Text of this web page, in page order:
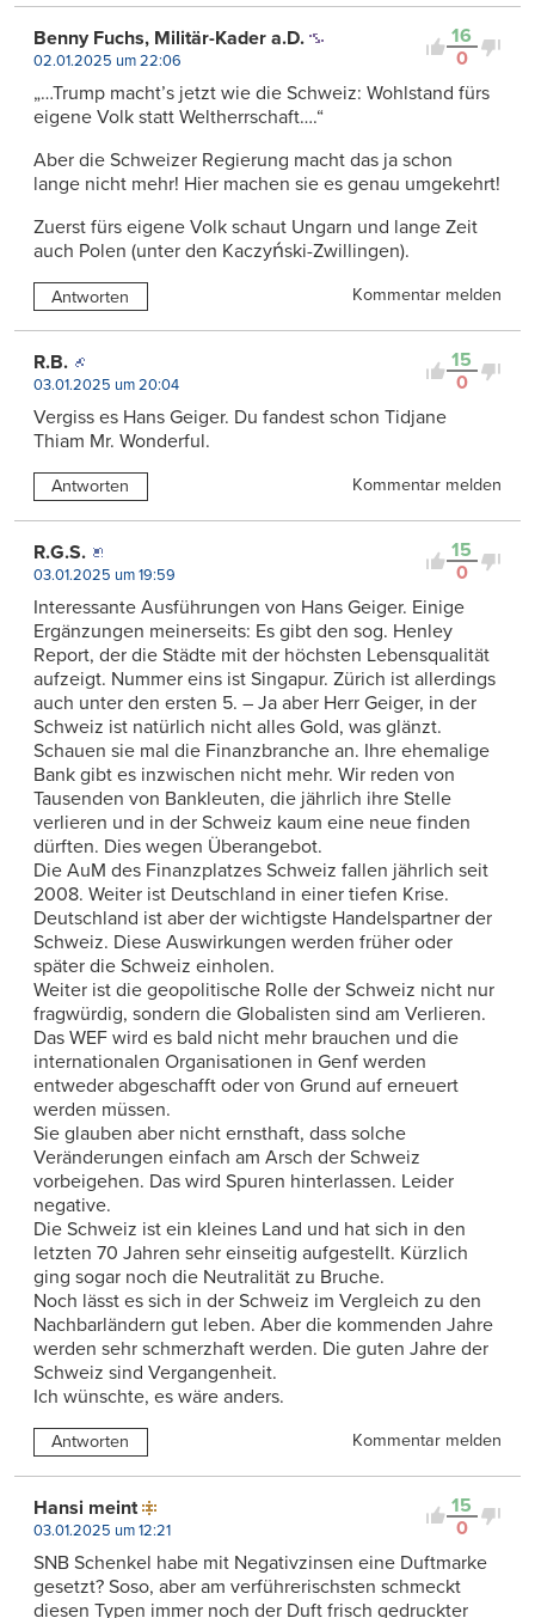
16
0
Benny Fuchs, Militär-Kader a.D.
02.01.2025 um 22:06
„…Trump macht’s jetzt wie die Schweiz: Wohlstand fürs
eigene Volk statt Weltherrschaft….“
Aber die Schweizer Regierung macht das ja schon
lange nicht mehr! Hier machen sie es genau umgekehrt!
Zuerst fürs eigene Volk schaut Ungarn und lange Zeit
auch Polen (unter den Kaczyński-Zwillingen).
Antworten Kommentar melden
15
0
R.B.
03.01.2025 um 20:04
Vergiss es Hans Geiger. Du fandest schon Tidjane
Thiam Mr. Wonderful.
Antworten Kommentar melden
15
0
R.G.S.
03.01.2025 um 19:59
Interessante Ausführungen von Hans Geiger. Einige
Ergänzungen meinerseits: Es gibt den sog. Henley
Report, der die Städte mit der höchsten Lebensqualität
aufzeigt. Nummer eins ist Singapur. Zürich ist allerdings
auch unter den ersten 5. – Ja aber Herr Geiger, in der
Schweiz ist natürlich nicht alles Gold, was glänzt.
Schauen sie mal die Finanzbranche an. Ihre ehemalige
Bank gibt es inzwischen nicht mehr. Wir reden von
Tausenden von Bankleuten, die jährlich ihre Stelle
verlieren und in der Schweiz kaum eine neue finden
dürften. Dies wegen Überangebot.
Die AuM des Finanzplatzes Schweiz fallen jährlich seit
2008. Weiter ist Deutschland in einer tiefen Krise.
Deutschland ist aber der wichtigste Handelspartner der
Schweiz. Diese Auswirkungen werden früher oder
später die Schweiz einholen.
Weiter ist die geopolitische Rolle der Schweiz nicht nur
fragwürdig, sondern die Globalisten sind am Verlieren.
Das WEF wird es bald nicht mehr brauchen und die
internationalen Organisationen in Genf werden
entweder abgeschafft oder von Grund auf erneuert
werden müssen.
Sie glauben aber nicht ernsthaft, dass solche
Veränderungen einfach am Arsch der Schweiz
vorbeigehen. Das wird Spuren hinterlassen. Leider
negative.
Die Schweiz ist ein kleines Land und hat sich in den
letzten 70 Jahren sehr einseitig aufgestellt. Kürzlich
ging sogar noch die Neutralität zu Bruche.
Noch lässt es sich in der Schweiz im Vergleich zu den
Nachbarländern gut leben. Aber die kommenden Jahre
werden sehr schmerzhaft werden. Die guten Jahre der
Schweiz sind Vergangenheit.
Ich wünschte, es wäre anders.
Antworten Kommentar melden
15
0
Hansi meint
03.01.2025 um 12:21
SNB Schenkel habe mit Negativzinsen eine Duftmarke
gesetzt? Soso, aber am verführerischsten schmeckt
diesen Typen immer noch der Duft frisch gedruckter